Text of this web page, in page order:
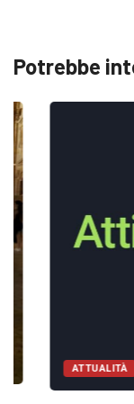
Potrebbe
ATTUALITÀ